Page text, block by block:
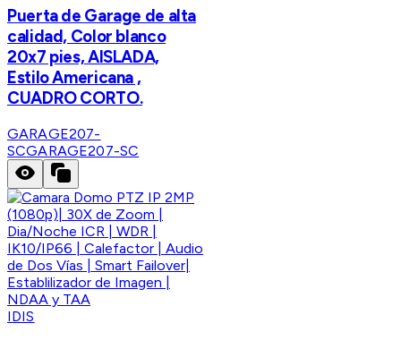
Puerta de Garage de alta
calidad, Color blanco
20x7 pies, AISLADA,
Estilo Americana ,
CUADRO CORTO.
GARAGE207-
SCGARAGE207-SC
IDIS